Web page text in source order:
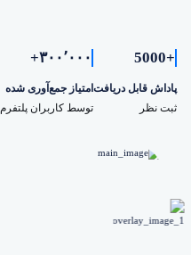
+5000
پاداش قابل دریافت
ثبت نظر
۳۰۰٬۰۰۰+
امتیاز جمع‌آوری شده
توسط کاربران پلتفرم